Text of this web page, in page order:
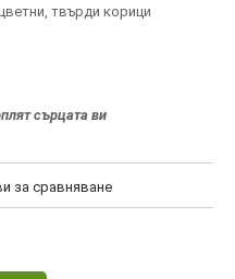
твърди корици
сърцата ви
за сравняване